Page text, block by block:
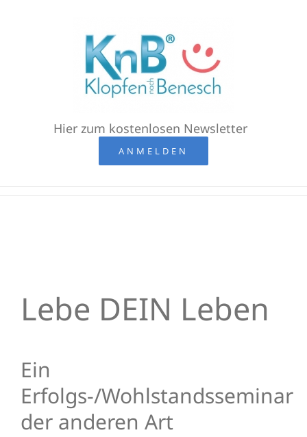
Hier zum kostenlosen Newsletter
ANMELDEN
Lebe DEIN Leben
Ein
Erfolgs-/Wohlstandsseminar
der anderen Art